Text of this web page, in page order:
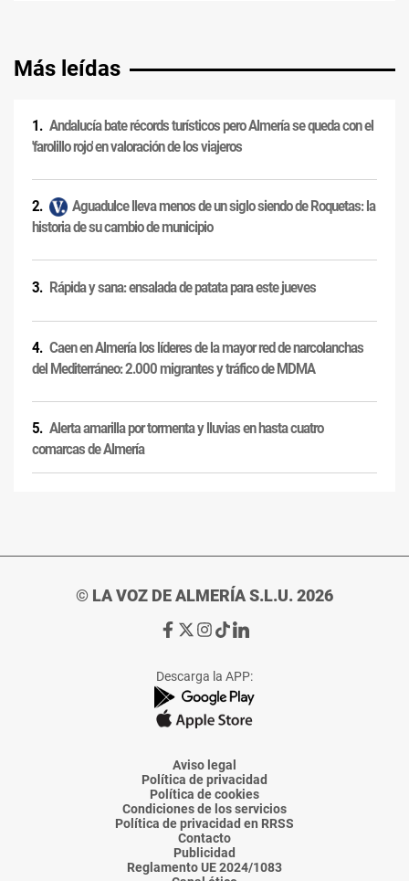
Más leídas
Andalucía bate récords turísticos pero Almería se queda con el
'farolillo rojo' en valoración de los viajeros
Aguadulce lleva menos de un siglo siendo de Roquetas: la
historia de su cambio de municipio
Rápida y sana: ensalada de patata para este jueves
Caen en Almería los líderes de la mayor red de narcolanchas
del Mediterráneo: 2.000 migrantes y tráfico de MDMA
Alerta amarilla por tormenta y lluvias en hasta cuatro
comarcas de Almería
© LA VOZ DE ALMERÍA S.L.U. 2026
Ir
de
La
Voz
Almería
Ir
de
La
Voz
Almería
Ir
de
La
Voz
Almería
Ir
de
La
Voz
Almería
Ir
de
La
Voz
Descarga la APP:
Aviso legal
Política de privacidad
Política de cookies
Condiciones de los servicios
Política de privacidad en RRSS
Contacto
Publicidad
Reglamento UE 2024/1083